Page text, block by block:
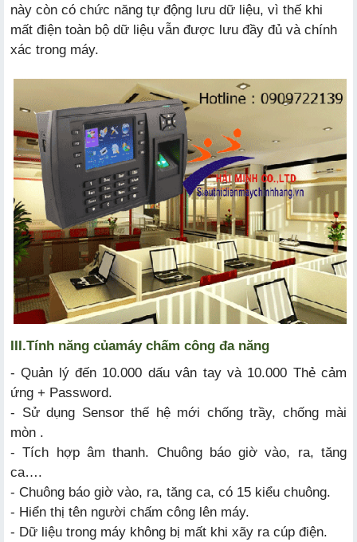
này còn có chức năng tự động lưu dữ liệu, vì thế khi
mất điện toàn bộ dữ liệu vẫn được lưu đầy đủ và chính
xác trong máy.
III.Tính năng củamáy chấm công đa năng
- Quản lý đến 10.000 dấu vân tay và 10.000 Thẻ cảm
ứng + Password.
- Sử dụng Sensor thế hệ mới chống trầy, chống mài
mòn .
- Tích hợp âm thanh. Chuông báo giờ vào, ra, tăng
ca….
- Chuông báo giờ vào, ra, tăng ca, có 15 kiểu chuông.
- Hiển thị tên người chấm công lên máy.
- Dữ liệu trong máy không bị mất khi xãy ra cúp điện.